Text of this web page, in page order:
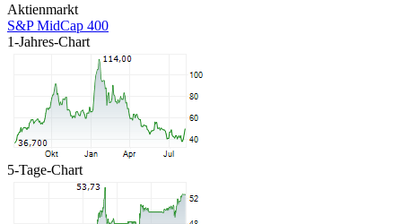
Aktienmarkt
S&P MidCap 400
1-Jahres-Chart
5-Tage-Chart